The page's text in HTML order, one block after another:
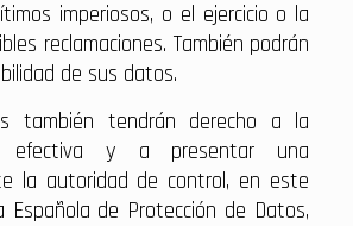
imperiosos, o el ejercicio o la
reclamaciones. También podrán
de sus datos.
también tendrán derecho a la
efectiva y a presentar una
la autoridad de control, en este
Española de Protección de Datos,